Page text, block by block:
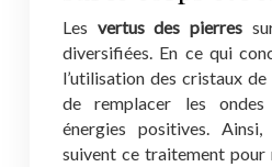
Les vertus des pierres
diversifiées. En ce qui
l’utilisation des cristaux
de remplacer les
énergies positives. Ainsi,
suivent ce traitement pour